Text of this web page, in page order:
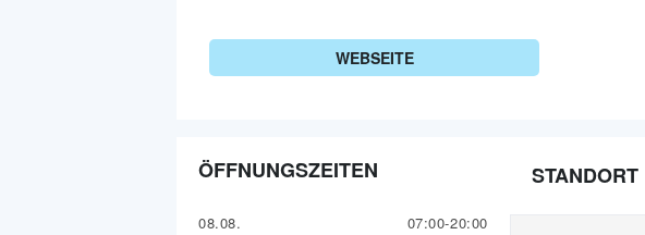
WEBSEITE
ÖFFNUNGSZEITEN
08.08.
07:00-20:00
STANDORT